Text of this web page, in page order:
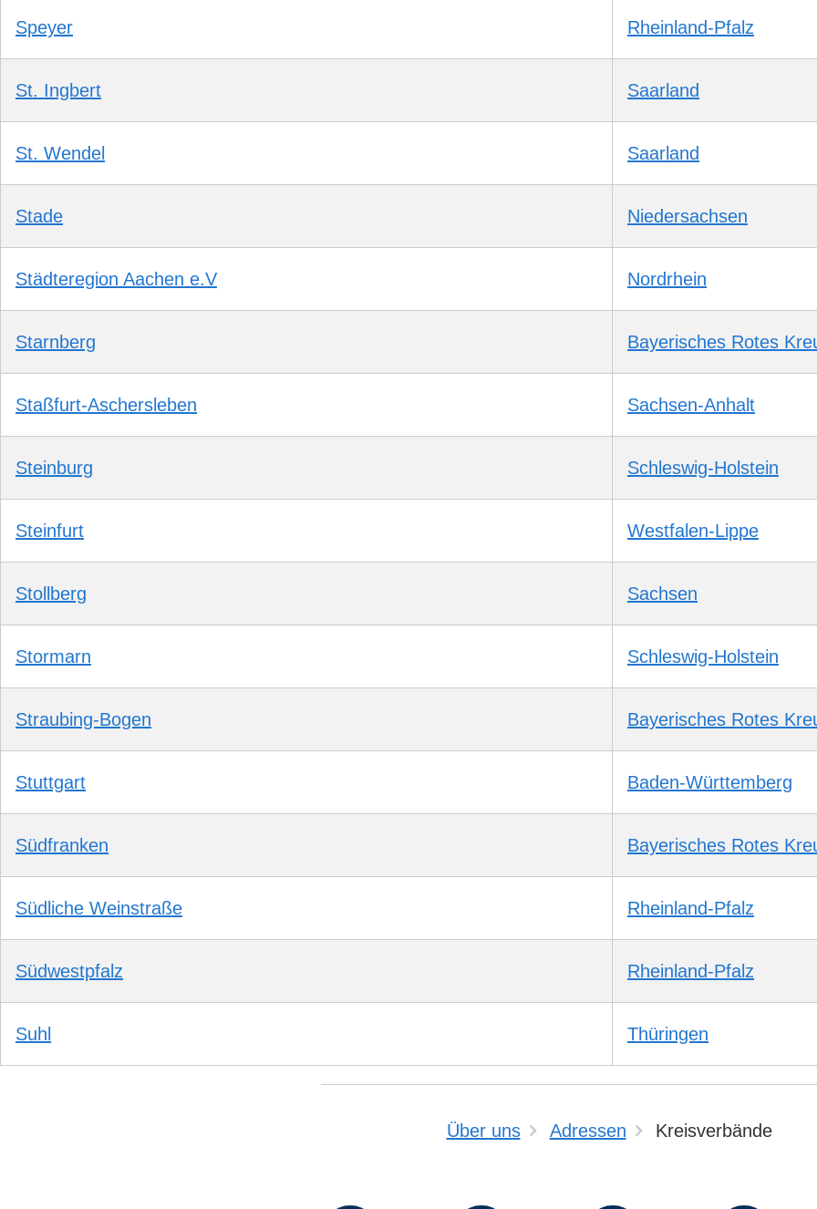
Speyer Rheinland-Pfalz
St. Ingbert Saarland
St. Wendel Saarland
Stade Niedersachsen
Städteregion Aachen e.V Nordrhein
Starnberg Bayerisches Rotes
Staßfurt-Aschersleben Sachsen-Anhalt
Steinburg Schleswig-Holstein
Steinfurt Westfalen-Lippe
Stollberg Sachsen
Stormarn Schleswig-Holstein
Straubing-Bogen Bayerisches Rotes
Stuttgart Baden-Württemberg
Südfranken Bayerisches Rotes
Südliche Weinstraße Rheinland-Pfalz
Südwestpfalz Rheinland-Pfalz
Suhl Thüringen
Über uns Adressen Kreisverbände